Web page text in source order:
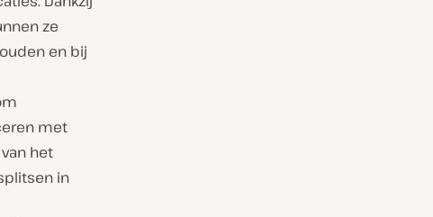
ze
en bij
met
het
in